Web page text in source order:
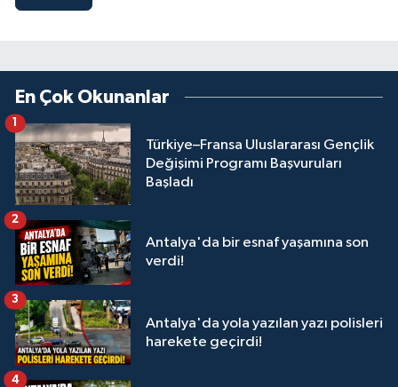
En Çok Okunanlar
Türkiye–Fransa Uluslararası Gençlik
Değişimi Programı Başvuruları
Başladı
1
Antalya'da bir esnaf yaşamına son
verdi!
2
Antalya'da yola yazılan yazı polisleri
harekete geçirdi!
3
4